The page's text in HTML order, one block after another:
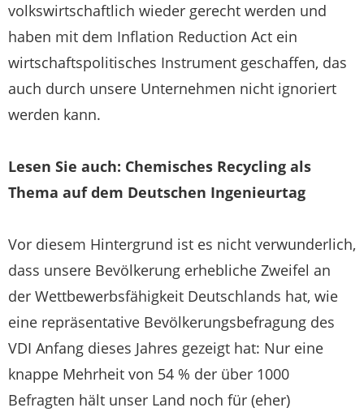
volkswirtschaftlich wieder gerecht werden und
haben mit dem Inflation Reduction Act ein
wirtschaftspolitisches Instrument geschaffen, das
auch durch unsere Unternehmen nicht ignoriert
werden kann.
Lesen Sie auch: Chemisches Recycling als
Thema auf dem Deutschen Ingenieurtag
Vor diesem Hintergrund ist es nicht verwunderlich,
dass unsere Bevölkerung erhebliche Zweifel an
der Wettbewerbsfähigkeit Deutschlands hat, wie
eine repräsentative Bevölkerungsbefragung des
VDI Anfang dieses Jahres gezeigt hat: Nur eine
knappe Mehrheit von 54 % der über 1000
Befragten hält unser Land noch für (eher)